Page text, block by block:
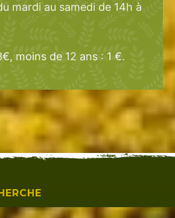
mardi au samedi de 14h à
moins de 12 ans : 1 €.